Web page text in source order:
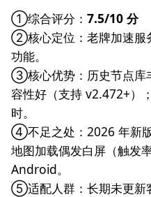
①综合评分： 7.5/10 分
②核心定位：老牌加速服
功能。
③核心优势：历史节点库
容性好（支持 v2.472+）
时。
④不足之处：2026 年新
地图加载偶发白屏（触发
Android。
⑤适配人群：长期未更新